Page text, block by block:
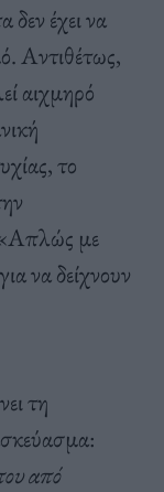
δεν έχει να
Αντιθέτως,
αιχμηρό
το
Απλώς με
να δείχνουν
τη
:
από